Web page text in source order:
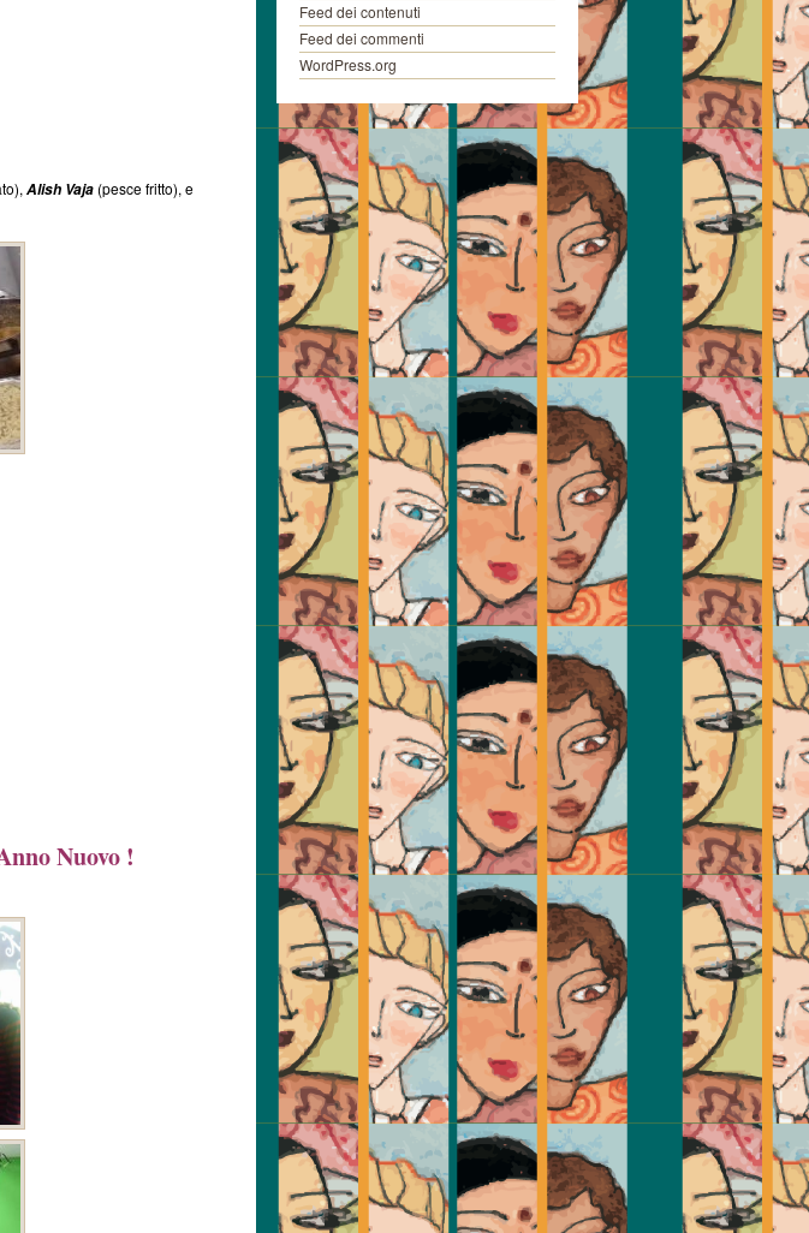
Alish Vaja (pesce fritto), e
Nuovo !
Feed dei contenuti
Feed dei commenti
WordPress.org